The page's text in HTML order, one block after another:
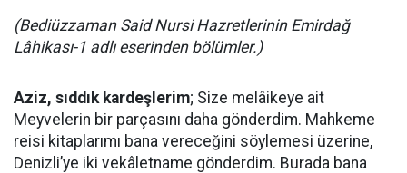
(Bediüzzaman Said Nursi Hazretlerinin Emirdağ
Lâhikası-1 adlı eserinden bölümler.)
Aziz, sıddık kardeşlerim; Size melâikeye ait
Meyvelerin bir parçasını daha gönderdim. Mahkeme
reisi kitaplarımı bana vereceğini söylemesi üzerine,
Denizli’ye iki vekâletname gönderdim. Burada bana